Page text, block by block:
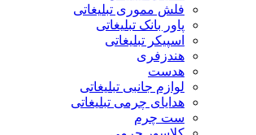
فلش مموری تبلیغاتی
پاور بانک تبلیغاتی
اسپیکر تبلیغاتی
هندزفری
هدست
لوازم جانبی تبلیغاتی
هدایای چرمی تبلیغاتی
ست چرم